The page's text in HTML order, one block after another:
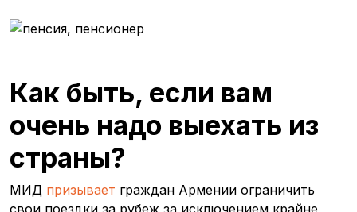
Как быть, если вам
очень надо выехать из
страны?
МИД призывает граждан Армении ограничить
свои поездки за рубеж за исключением крайне